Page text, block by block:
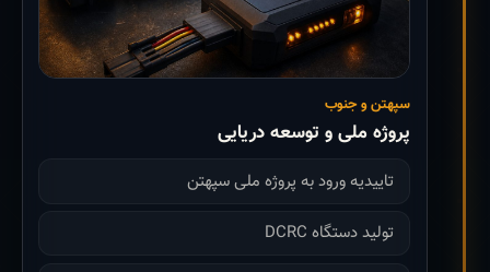
سپهتن و جنوب
پروژه ملی و توسعه دریایی
تاییدیه ورود به پروژه ملی سپهتن
تولید دستگاه DCRC